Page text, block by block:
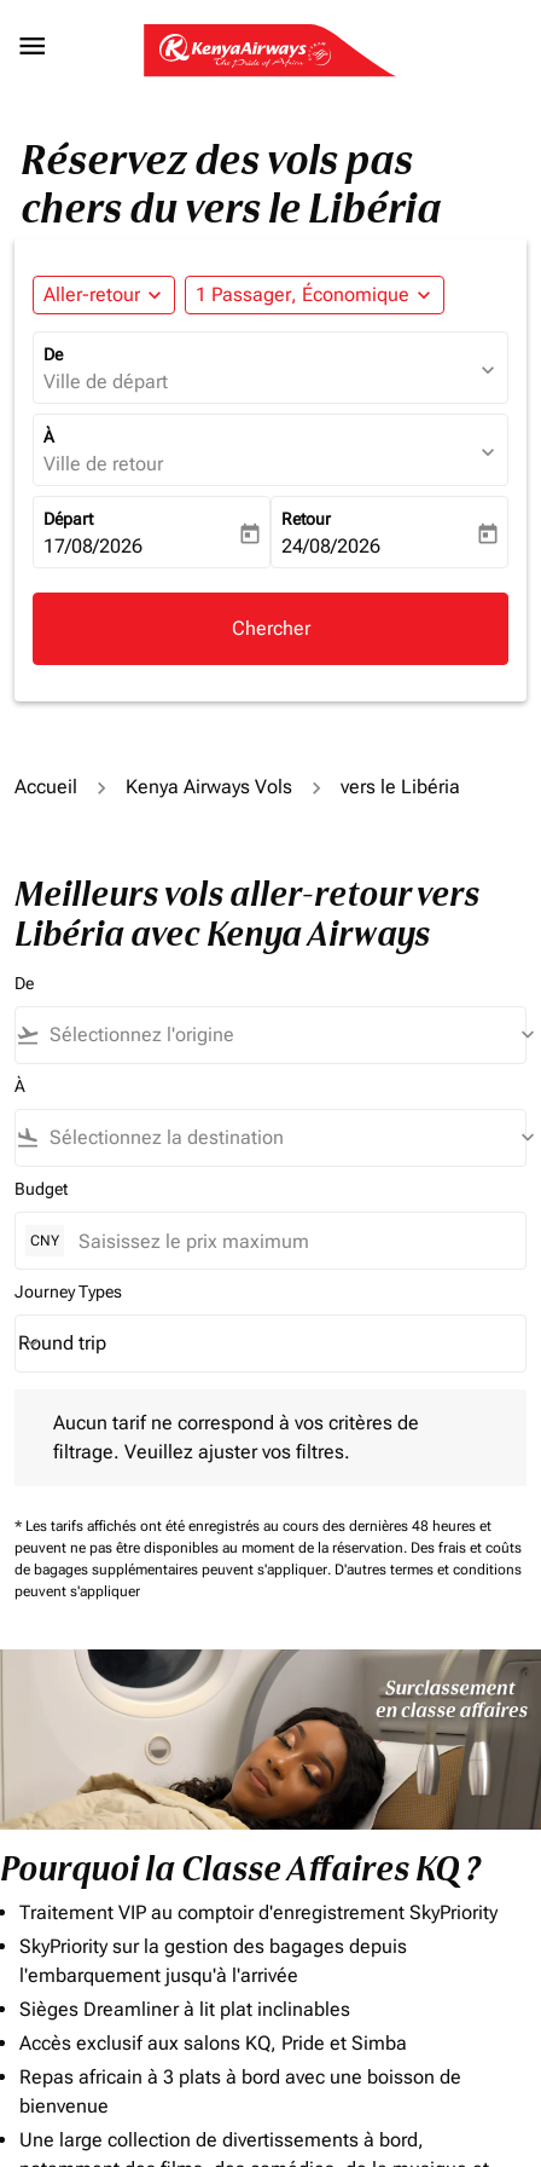

Réservez des vols pas
chers du vers le Libéria
Aller-retour expand_more 1 Passager, Économique expand_more
De
Ville de départ expand_more
À
Ville de retour expand_more
Départ
fc-booking-departure-date-aria-label
17/08/2026 today
Retour
fc-booking-return-date-aria-
24/08/2026 today
Chercher
Accueil Kenya Airways Vols vers le Libéria
Meilleurs vols aller-retour vers
Libéria avec Kenya Airways
De
flight_takeoff keyboard_arrow_down
À
flight_land keyboard_arrow_down
Budget
CNY
Journey Types
Journey Types option Round trip Selected
Round trip
keyboard_arrow_down
Aucun tarif ne correspond à vos critères de
filtrage. Veuillez ajuster vos filtres.
* Les tarifs affichés ont été enregistrés au cours des dernières 48 heures et
peuvent ne pas être disponibles au moment de la réservation. Des frais et coûts
de bagages supplémentaires peuvent s'appliquer. D'autres termes et conditions
peuvent s'appliquer
Pourquoi la Classe Affaires KQ ?
Traitement VIP au comptoir d'enregistrement SkyPriority
SkyPriority sur la gestion des bagages depuis
l'embarquement jusqu'à l'arrivée
Sièges Dreamliner à lit plat inclinables
Accès exclusif aux salons KQ, Pride et Simba
Repas africain à 3 plats à bord avec une boisson de
bienvenue
Une large collection de divertissements à bord,